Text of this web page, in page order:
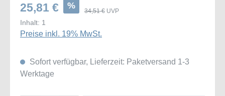
25,81 € %
34,51 € UVP
Inhalt: 1
Preise inkl. 19% MwSt.
Sofort verfügbar, Lieferzeit: Paketversand 1-3
Werktage